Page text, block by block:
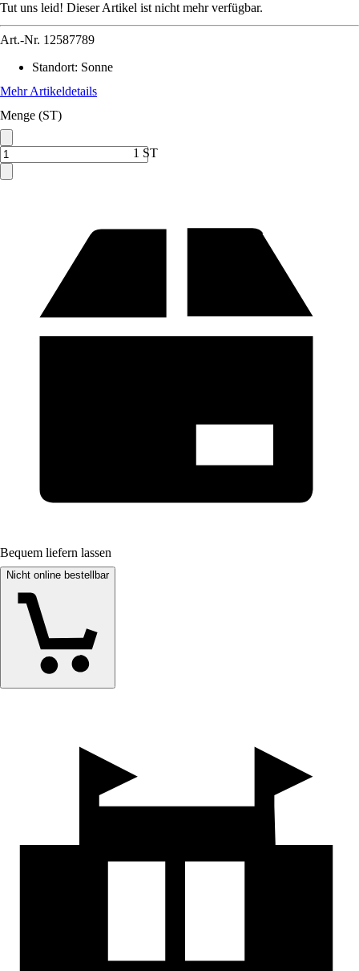
Tut uns leid! Dieser Artikel ist nicht mehr verfügbar.
Art.-Nr. 12587789
Standort: Sonne
Mehr Artikeldetails
Menge (ST)
1 ST
Bequem liefern lassen
Nicht online bestellbar